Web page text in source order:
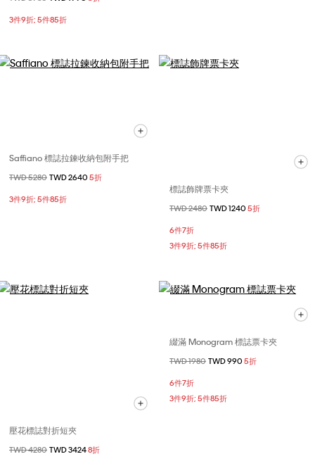
3件9折; 5件85折
Saffiano 標誌拉鍊收納包附手把
價格扣減從
TWD 5280 至
TWD 2640 5折
3件9折; 5件85折
標誌飾牌票卡夾
價格扣減從
TWD 2480 至
TWD 1240 5折
6件7折
3件9折; 5件85折
壓花標誌對折短夾
價格扣減從
TWD 4280 至
TWD 34248折
綴滿 Monogram 標誌票卡夾
價格扣減從
TWD 1980 至
TWD 990 5折
6件7折
3件9折; 5件85折